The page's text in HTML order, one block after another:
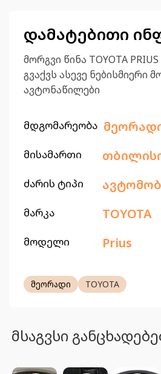
დამატებითი
მორგვი წინა TOYOTA PRIUS
გვაქვს ასევე ნებისმიერი
ავტონაწილები
მდგომარეობა
მისამართი
ძარის ტიპი
მარკა TOYOTA
მოდელი Prius
მეორადი TOYOTA
მსაგვსი